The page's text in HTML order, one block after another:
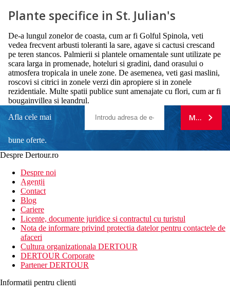
Plante specifice in St. Julian's
De-a lungul zonelor de coasta, cum ar fi Golful Spinola, veti
vedea frecvent arbusti toleranti la sare, agave si cactusi crescand
pe teren stancos. Palmierii si plantele ornamentale sunt utilizate pe
scara larga in promenade, hoteluri si gradini, dand orasului o
atmosfera tropicala in unele zone. De asemenea, veti gasi maslini,
roscovi si citrici in zonele verzi din apropiere si in zonele
rezidentiale. Multe spatii publice sunt amenajate cu flori, cum ar fi
bougainvillea si leandrul.
Afla cele mai
bune oferte.
newsletter!
MA
Despre Dertour.ro
Despre noi
Agentii
Contact
Blog
Cariere
Licente, documente juridice si contractul cu turistul
Nota de informare privind protectia datelor pentru contactele de
afaceri
Cultura organizationala DERTOUR
DERTOUR Corporate
Partener DERTOUR
Informatii pentru clienti